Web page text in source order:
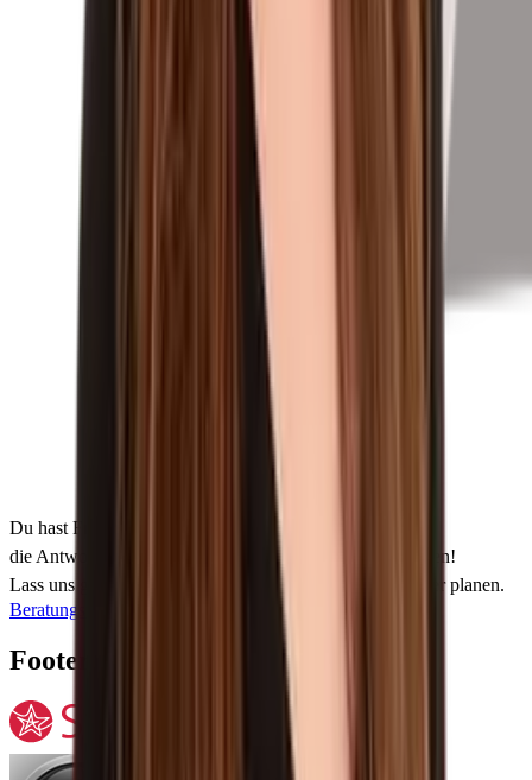
Du hast Fragen zu deinem Schüleraustausch? Wir haben
die Antworten und freuen uns darauf, dich kennenzulernen!
Lass uns gemeinsam dein einzigartiges Auslandsabenteuer planen.
Beratungstermin vereinbaren
Footer